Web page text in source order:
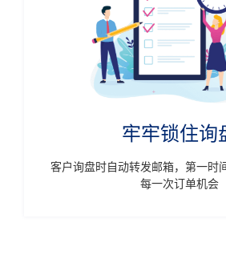
牢牢锁住询
客户询盘时自动转发邮箱，第一时
每一次订单机会